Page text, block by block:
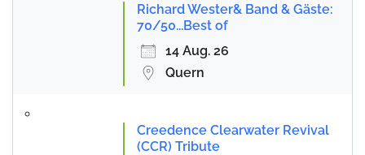
Richard Wester& Band & Gäste:
70/50...Best of
14 Aug. 26
Quern
Creedence Clearwater Revival
(CCR) Tribute